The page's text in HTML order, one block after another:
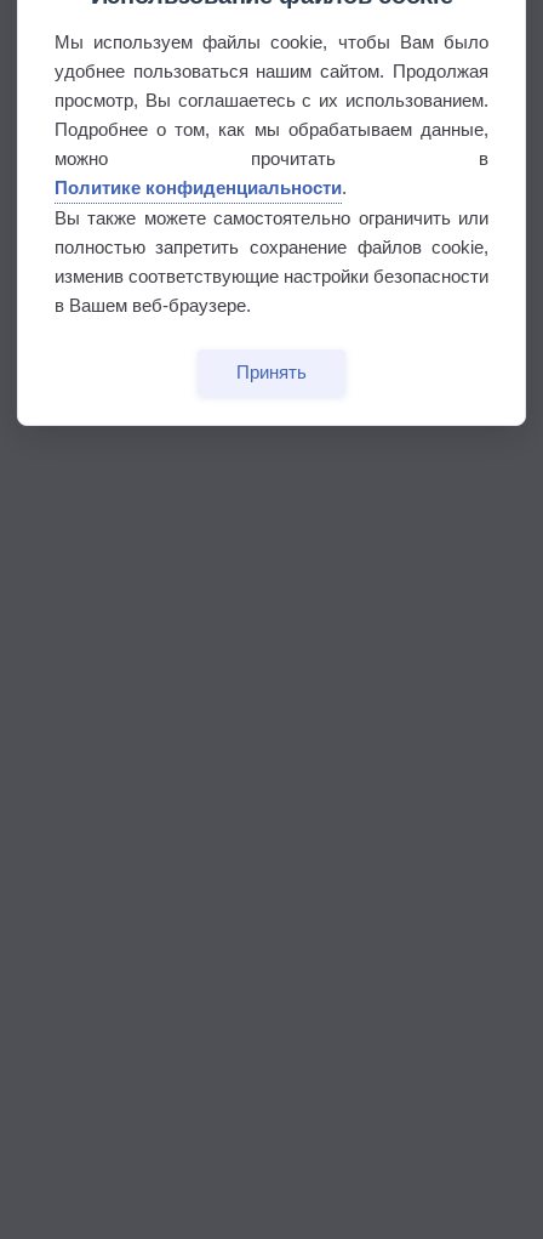
Мы используем файлы cookie, чтобы Вам было
удобнее пользоваться нашим сайтом. Продолжая
просмотр, Вы соглашаетесь с их использованием.
Подробнее о том, как мы обрабатываем данные,
можно прочитать в
Политике конфиденциальности.
Вы также можете самостоятельно ограничить или
полностью запретить сохранение файлов cookie,
изменив соответствующие настройки безопасности
в Вашем веб-браузере.
Принять